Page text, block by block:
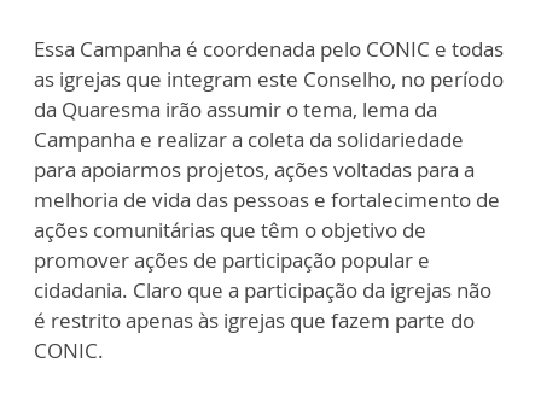
Essa Campanha é coordenada pelo CONIC e todas
as igrejas que integram este Conselho, no período
da Quaresma irão assumir o tema, lema da
Campanha e realizar a coleta da solidariedade
para apoiarmos projetos, ações voltadas para a
melhoria de vida das pessoas e fortalecimento de
ações comunitárias que têm o objetivo de
promover ações de participação popular e
cidadania. Claro que a participação da igrejas não
é restrito apenas às igrejas que fazem parte do
CONIC.